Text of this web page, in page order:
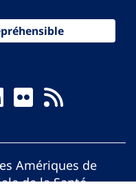
Amériques de
de la Santé